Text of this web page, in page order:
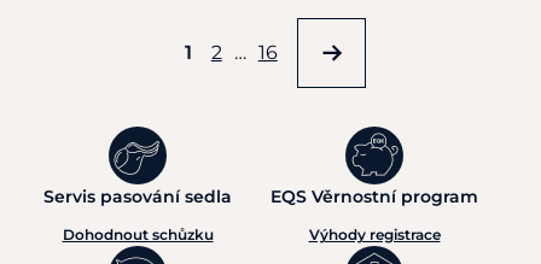
1 2 … 16
Servis pasování sedla
Dohodnout schůzku
EQS Věrnostní program
Výhody registrace